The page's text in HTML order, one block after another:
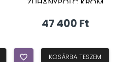
47 400 Ft
favorite_border KOSÁRBA TESZEM